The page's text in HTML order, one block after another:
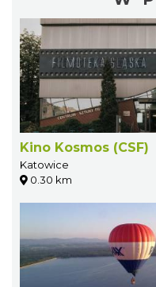
Kino Kosmos (CSF)
Katowice
0.30 km